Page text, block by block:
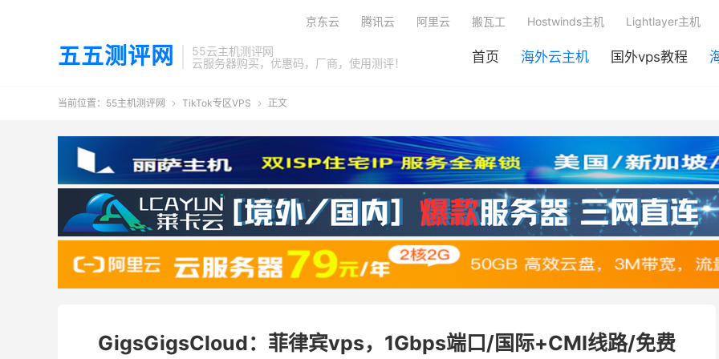
五五测评网
55云主机测评网
云服务器购买，优惠码，厂商，使用测评！
首页 海外云主机 国外vps教程
京东云 腾讯云 阿里云 搬瓦工 Hostwinds主机 Lightlayer主机
当前位置： 55主机测评网  TikTok专区VPS  正文
GigsGigsCloud：菲律宾vps，1Gbps端口/国际+CMI线路/免费